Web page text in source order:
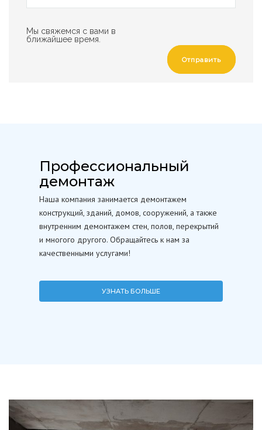
Мы свяжемся с вами в
ближайшее время.
Отправить
Профессиональный
демонтаж
Наша компания занимается демонтажем
конструкций, зданий, домов, сооружений, а также
внутренним демонтажем стен, полов, перекрытий
и многого другого. Обращайтесь к нам за
качественными услугами!
УЗНАТЬ БОЛЬШЕ